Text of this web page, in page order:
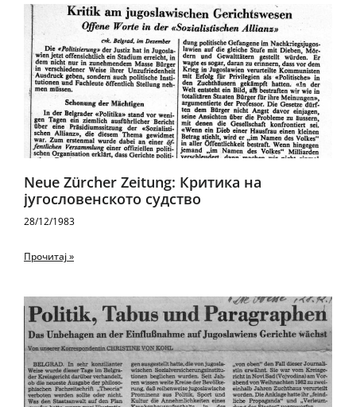
Neue Zürcher Zeitung: Критика на
југословенското судство
28/12/1983
Прочитај »